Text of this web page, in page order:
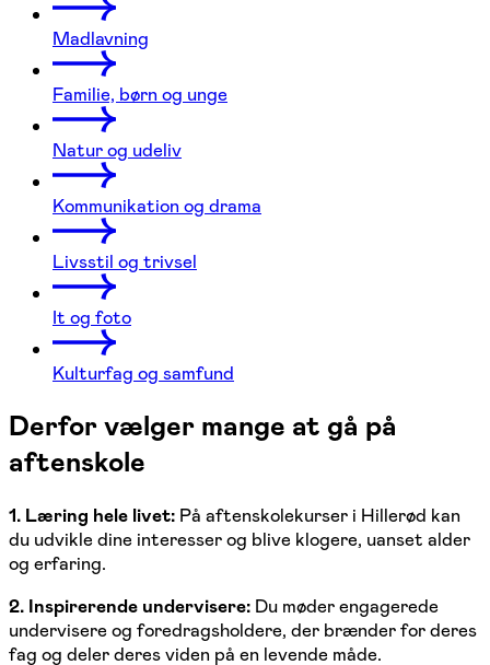
Madlavning
Familie, børn og unge
Natur og udeliv
Kommunikation og drama
Livsstil og trivsel
It og foto
Kulturfag og samfund
Derfor vælger mange at gå på
aftenskole
1. Læring hele livet: På aftenskolekurser i Hillerød kan
du udvikle dine interesser og blive klogere, uanset alder
og erfaring.
2. Inspirerende undervisere: Du møder engagerede
undervisere og foredragsholdere, der brænder for deres
fag og deler deres viden på en levende måde.